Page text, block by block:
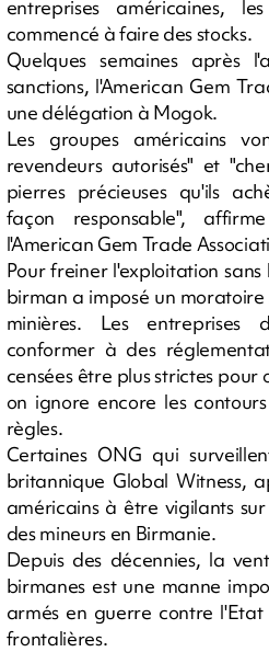
entreprises américaines,
commencé à faire des stocks.
Quelques semaines après
sanctions, l'American Gem
une délégation à Mogok.
Les groupes américains
revendeurs autorisés" et
pierres précieuses qu'ils
façon responsable",
l'American Gem Trade
Pour freiner l'exploitation
birman a imposé un moratoire
minières. Les entreprises
conformer à des
censées être plus strictes
on ignore encore les
règles.
Certaines ONG qui
britannique Global Witness,
américains à être vigilants
des mineurs en Birmanie.
Depuis des décennies, la
birmanes est une manne
armés en guerre contre
frontalières.